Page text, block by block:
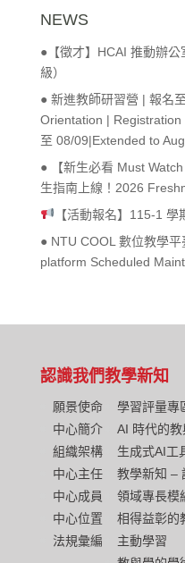
NEWS
●【徵才】HCAI 推動辦
級）
● 新進教師研習營 | 報名
Orientation |
至 08/09|Extended to
● 【新生必看 Must
生指南上線！2026
【活動報名】115-1
● NTU COOL 數位教學
platform Scheduled
認識我們
願景使命
中心簡介
組織架構
中心主任
中心成員
中心位置
法規彙編
教學新知
學習評量專
AI 時代的
生成式AI工
教學新知 –
領域專長模
相得益彰的
主動學習